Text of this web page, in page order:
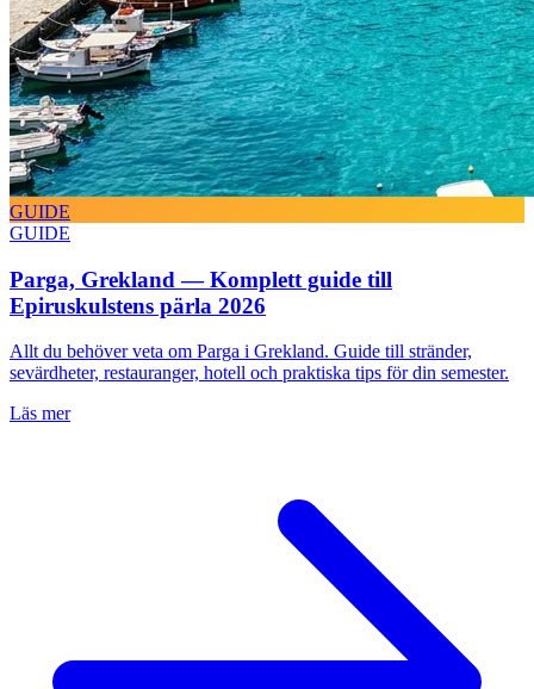
GUIDE
GUIDE
Parga, Grekland — Komplett guide till
Epiruskulstens pärla 2026
Allt du behöver veta om Parga i Grekland. Guide till stränder,
sevärdheter, restauranger, hotell och praktiska tips för din semester.
Läs mer